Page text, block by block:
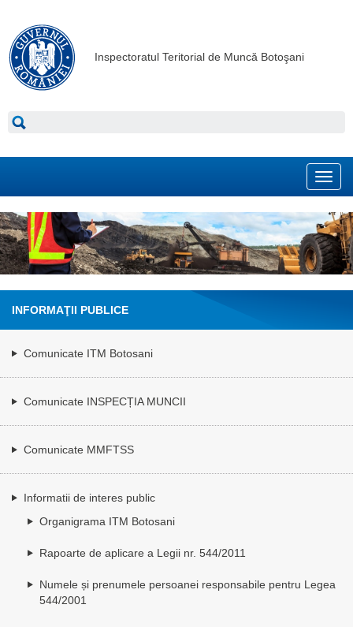
Inspectoratul Teritorial de Muncă Botoşani
INFORMAŢII PUBLICE
Comunicate ITM Botosani
Comunicate INSPECȚIA MUNCII
Comunicate MMFTSS
Informatii de interes public
Organigrama ITM Botosani
Rapoarte de aplicare a Legii nr. 544/2011
Numele și prenumele persoanei responsabile pentru Legea
544/2001